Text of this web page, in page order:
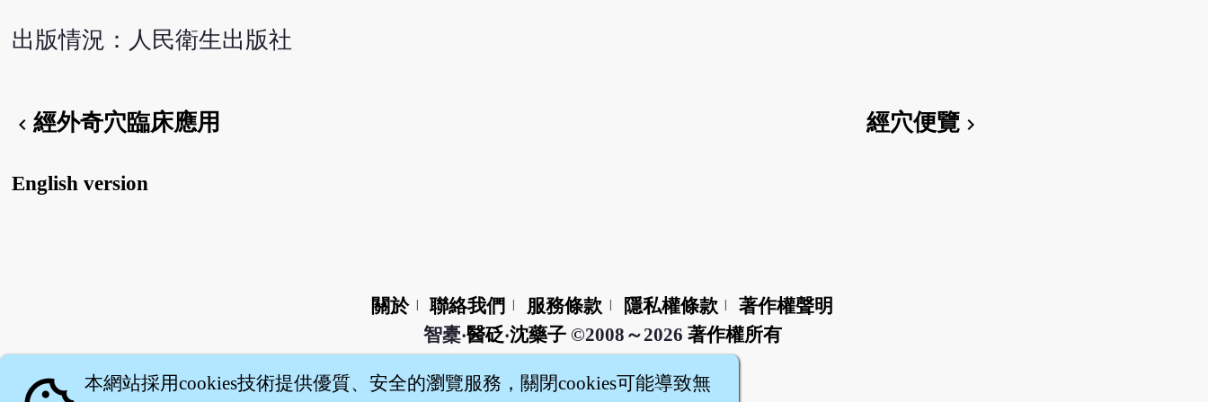
出版情況：人民衛生出版社
chevron_left 經外奇穴臨床應用 經穴便覽chevron_right
English version
關於 聯絡我們 服務條款 隱私權條款
著作權聲明
智橐‧醫砭‧沈藥子©2008～2026 著作權所有
本網站採用cookies技術提供優質、安全的瀏覽服務，關閉cookies可能導致無